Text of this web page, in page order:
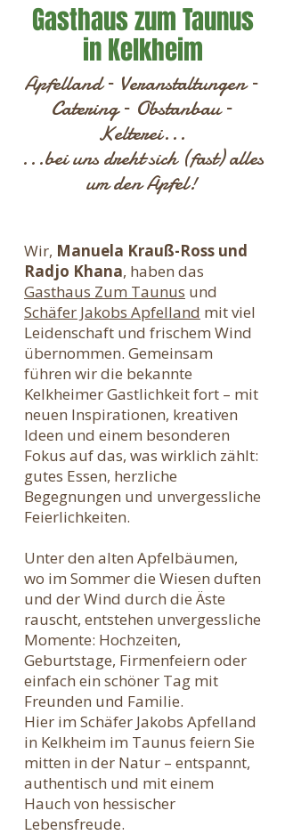
Gasthaus zum Taunus
in Kelkheim
Apfelland – Veranstaltungen –
Catering – Obstanbau –
Kelterei...
...bei uns dreht sich (fast) alles
um den Apfel!
Wir, Manuela Krauß-Ross und
Radjo Khana, haben das
Gasthaus Zum Taunus und
Schäfer Jakobs Apfelland mit viel
Leidenschaft und frischem Wind
übernommen. Gemeinsam
führen wir die bekannte
Kelkheimer Gastlichkeit fort – mit
neuen Inspirationen, kreativen
Ideen und einem besonderen
Fokus auf das, was wirklich zählt:
gutes Essen, herzliche
Begegnungen und unvergessliche
Feierlichkeiten.
Unter den alten Apfelbäumen,
wo im Sommer die Wiesen duften
und der Wind durch die Äste
rauscht, entstehen unvergessliche
Momente: Hochzeiten,
Geburtstage, Firmenfeiern oder
einfach ein schöner Tag mit
Freunden und Familie.
Hier im Schäfer Jakobs Apfelland
in Kelkheim im Taunus feiern Sie
mitten in der Natur – entspannt,
authentisch und mit einem
Hauch von hessischer
Lebensfreude.